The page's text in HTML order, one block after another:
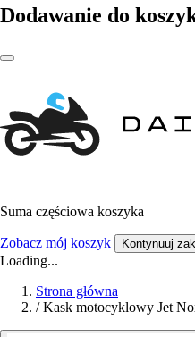
Dodawanie do
Suma częściowa koszyka
Zobacz mój koszyk Kontynuuj
Loading...
Strona główna
/ Kask motocyklowy Jet